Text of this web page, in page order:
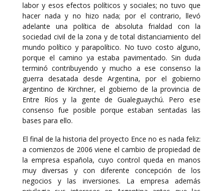
labor y esos efectos políticos y sociales; no tuvo que
hacer nada y no hizo nada; por el contrario, llevó
adelante una política de absoluta frialdad con la
sociedad civil de la zona y de total distanciamiento del
mundo político y parapolítico. No tuvo costo alguno,
porque el camino ya estaba pavimentado. Sin duda
terminó contribuyendo y mucho a ese consenso la
guerra desatada desde Argentina, por el gobierno
argentino de Kirchner, el gobierno de la provincia de
Entre Ríos y la gente de Gualeguaychú. Pero ese
consenso fue posible porque estaban sentadas las
bases para ello.
El final de la historia del proyecto Ence no es nada feliz:
a comienzos de 2006 viene el cambio de propiedad de
la empresa española, cuyo control queda en manos
muy diversas y con diferente concepción de los
negocios y las inversiones. La empresa además